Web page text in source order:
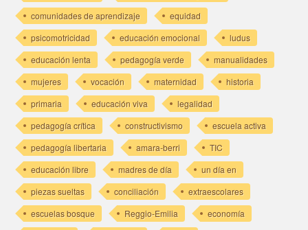
comunidades de aprendizaje
equidad
psicomotricidad
educación emocional
ludus
educación lenta
pedagogía verde
manualidades
mujeres
vocación maternidad
historia
primaria
educación viva
legalidad
pedagogía crítica
constructivismo
escuela activa
pedagogía libertaria
amara-berri
TIC
educación libre
madres de día
un día en
piezas sueltas
conciliación
extraescolares
escuelas bosque
Reggio-Emilia
economía